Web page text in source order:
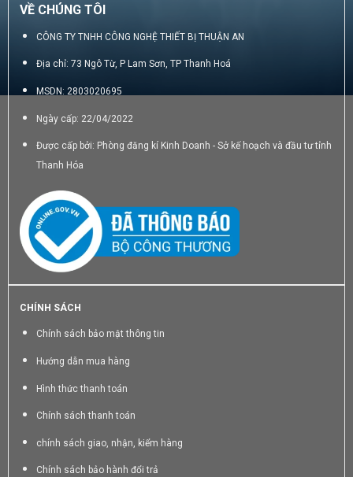
VỀ CHÚNG TÔI
CÔNG TY TNHH CÔNG NGHỆ THIẾT BỊ THUẬN AN
Địa chỉ: 73 Ngô Từ, P Lam Sơn, TP Thanh Hoá
MSDN: 2803020695
Ngày cấp: 22/04/2022
Được cấp bởi: Phòng đăng kí Kinh Doanh - Sở kế hoạch và đầu tư tỉnh
Thanh Hóa
CHÍNH SÁCH
Chính sách bảo mật thông tin
Hướng dẫn mua hàng
Hình thức thanh toán
Chính sách thanh toán
chính sách giao, nhận, kiểm hàng
Chính sách bảo hành đổi trả